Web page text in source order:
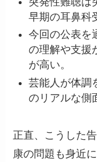
早期の耳鼻科
今回の公表を
の理解や支援
が高い。
芸能人が体調
のリアルな側
正直、こうした
康の問題も身近